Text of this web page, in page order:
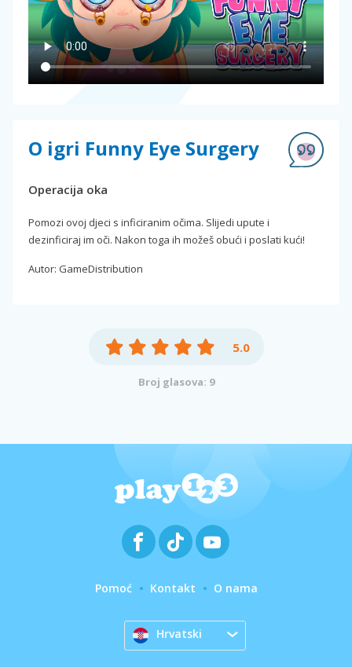
O igri Funny Eye Surgery
Operacija oka
Pomozi ovoj djeci s inficiranim očima. Slijedi upute i
dezinficiraj im oči. Nakon toga ih možeš obući i poslati kući!
Autor: GameDistribution
5.0
Broj glasova: 9
Pomoć Kontakt O nama
Hrvatski